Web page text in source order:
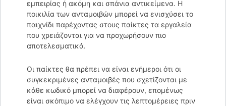
εμπειρίας ή ακόμη και σπάνια αντικείμενα. Η
ποικιλία των ανταμοιβών μπορεί να ενισχύσει το
παιχνίδι παρέχοντας στους παίκτες τα εργαλεία
που χρειάζονται για να προχωρήσουν πιο
αποτελεσματικά.
Οι παίκτες θα πρέπει να είναι ενήμεροι ότι οι
συγκεκριμένες ανταμοιβές που σχετίζονται με
κάθε κωδικό μπορεί να διαφέρουν, επομένως
είναι σκόπιμο να ελέγχουν τις λεπτομέρειες πριν